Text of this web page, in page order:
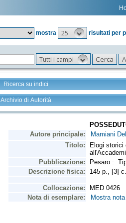
mostra
25 risultati per
Tutti i campi
Ricerca su indici
Archivio di Autorità